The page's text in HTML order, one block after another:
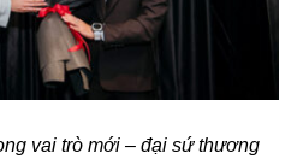
vai trò mới – đại sứ thương